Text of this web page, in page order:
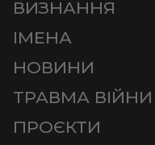
ВИЗНАННЯ
ІМЕНА
НОВИНИ
ТРАВМА ВІЙНИ
ПРОЄКТИ